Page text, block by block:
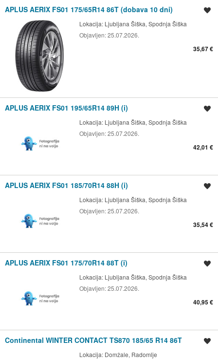
APLUS AERIX FS01 175/65R14 86T (dobava 10 dni)
Lokacija: Ljubljana Šiška, Spodnja Šiška
Objavljen:25.07.2026.
35,67 €
APLUS AERIX FS01 195/65R14 89H (i)
Lokacija: Ljubljana Šiška, Spodnja Šiška
Objavljen:25.07.2026.
42,01 €
APLUS AERIX FS01 185/70R14 88H (i)
Lokacija: Ljubljana Šiška, Spodnja Šiška
Objavljen:25.07.2026.
35,54 €
APLUS AERIX FS01 175/70R14 88T (i)
Lokacija: Ljubljana Šiška, Spodnja Šiška
Objavljen:25.07.2026.
40,95 €
Continental WINTER CONTACT TS870 185/65 R14 86T
Lokacija: Domžale, Radomlje